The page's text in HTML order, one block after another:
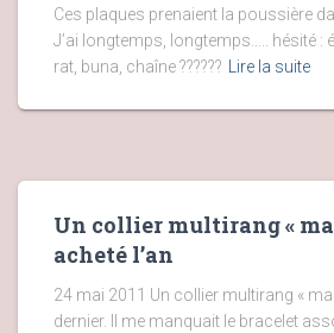
Ces plaques prenaient la poussière
J’ai longtemps, longtemps….. hésité :
rat, buna, chaîne ?????? Lire la suite
Un collier multirang «
acheté l’an
24 mai 2011 Un collier multirang «
dernier. Il me manquait le bracelet